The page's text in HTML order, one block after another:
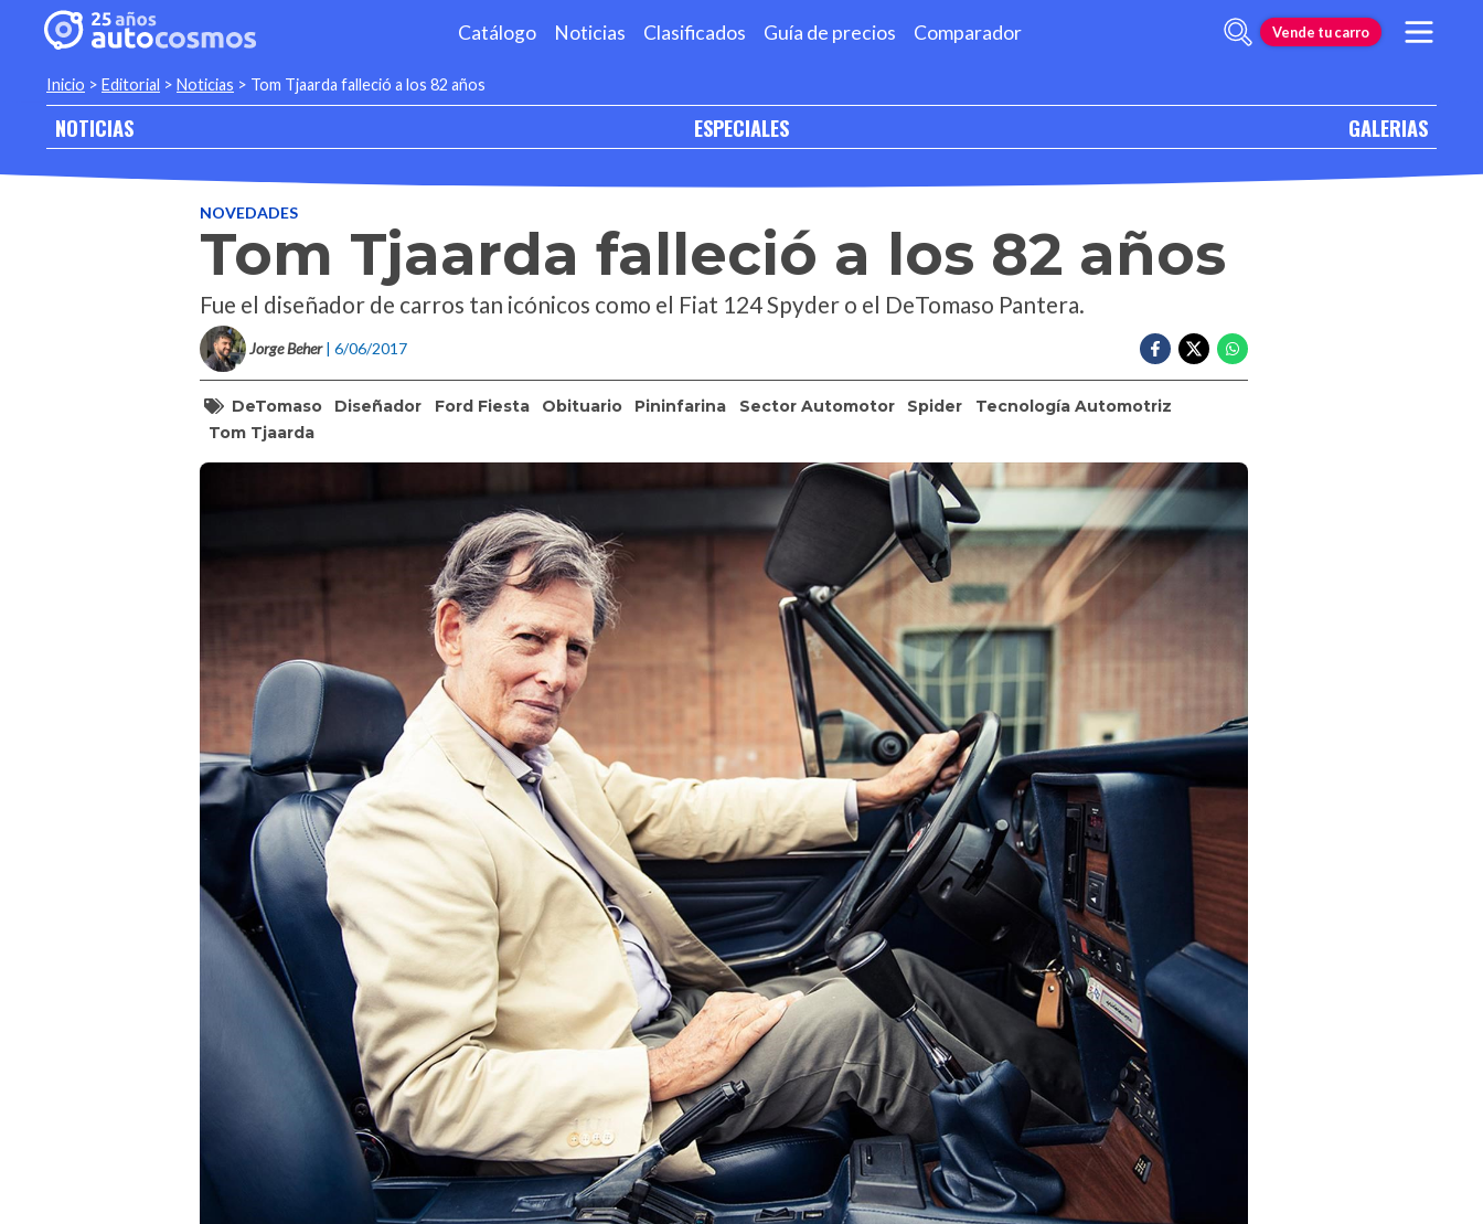
Catálogo Noticias Clasificados Guía de precios Comparador Vende tu carro
Inicio > Editorial > Noticias > Tom Tjaarda falleció a los 82 años
NOTICIAS ESPECIALES GALERIAS
NOVEDADES
Tom Tjaarda falleció a los 82 años
Fue el diseñador de carros tan icónicos como el Fiat 124 Spyder o el DeTomaso Pantera.
Jorge Beher | 6/06/2017
DeTomaso Diseñador Ford Fiesta Obituario Pininfarina Sector Automotor Spider
Tecnología Automotriz
Tom Tjaarda